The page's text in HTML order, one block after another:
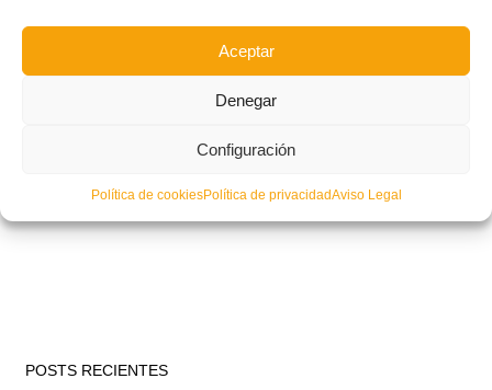
Aceptar
Denegar
Configuración
Política de cookiesPolítica de privacidadAviso Legal
POSTS RECIENTES